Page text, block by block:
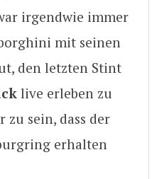
irgendwie immer
mit seinen
den letzten Stint
live erleben zu
zu sein, dass der
erhalten